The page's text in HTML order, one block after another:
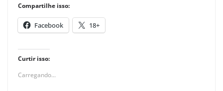
Compartilhe isso:
Facebook 18+
Curtir isso:
Carregando...